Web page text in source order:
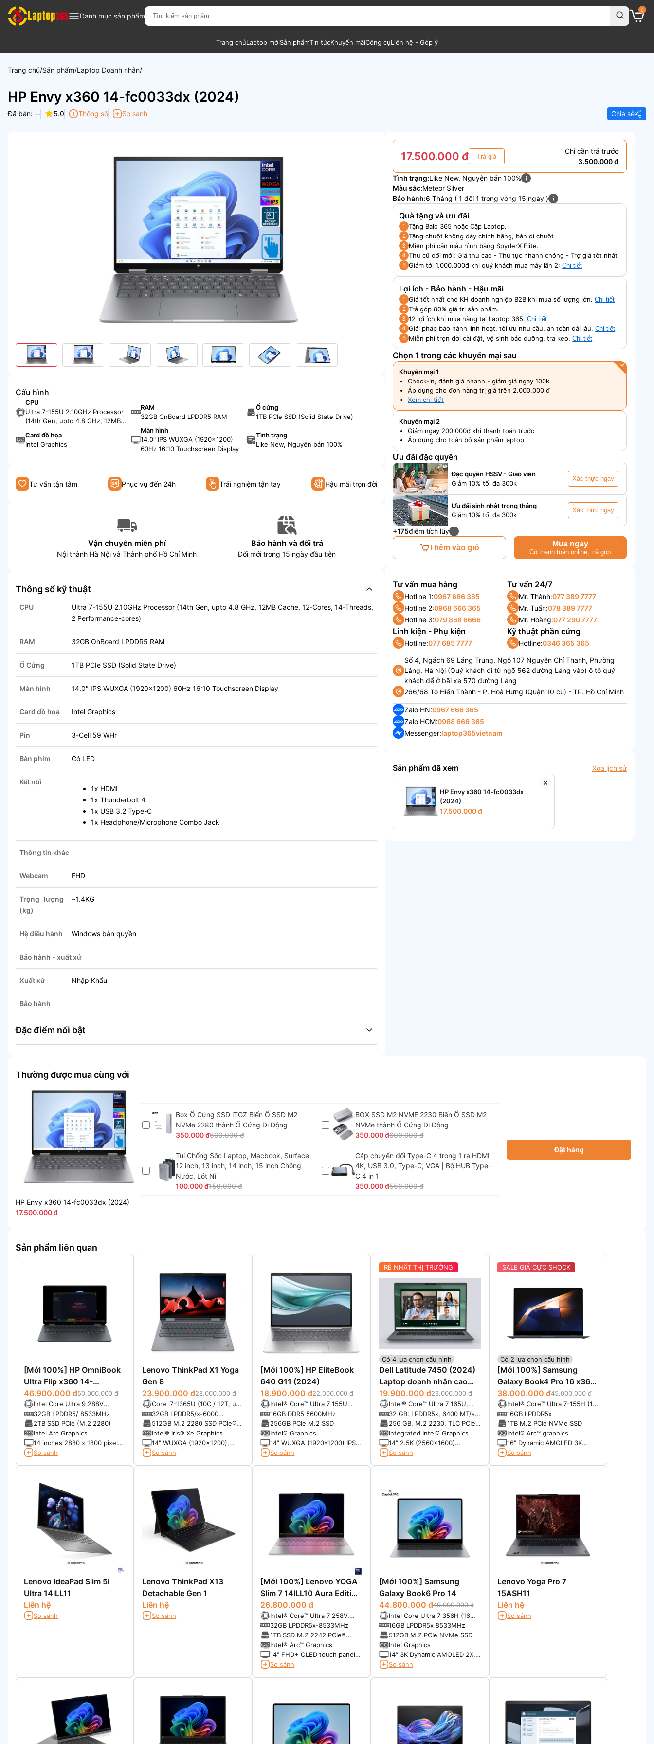
Danh mục sản phẩm
0
Trang chủLaptop mớiSản phẩmTin tứcKhuyến mãiCông cụLiên hệ - Góp ý
Trang chủ Sản phẩm Laptop Doanh nhân
HP Envy x360 14-fc0033dx (2024)
Đã bán: -- 5.0 Thông số So sánh Chia sẻ
Cấu hình
CPU
Ultra 7-155U 2.10GHz Processor
(14th Gen, upto 4.8 GHz, 12MB
Cache, 12-Cores, 14-Threads, 2
Performance-cores)
RAM
32GB OnBoard LPDDR5 RAM
Ổ cứng
1TB PCIe SSD (Solid State Drive)
Card đồ họa
Intel Graphics
Màn hình
14.0" IPS WUXGA (1920x1200)
60Hz 16:10 Touchscreen Display
Tình trạng
Like New, Nguyên bản 100%
Tư vấn tận tâm Phục vụ đến 24h Trải nghiệm tận tay Hậu mãi trọn đời
Vận chuyển miễn phí
Nội thành Hà Nội và Thành phố Hồ Chí Minh
Bảo hành và đổi trả
Đổi mới trong 15 ngày đầu tiên
Thông số kỹ thuật
CPU
Ultra 7-155U 2.10GHz Processor (14th Gen, upto 4.8 GHz, 12MB Cache, 12-Cores, 14-Threads,
2 Performance-cores)
RAM 32GB OnBoard LPDDR5 RAM
Ổ Cứng 1TB PCIe SSD (Solid State Drive)
Màn hình 14.0" IPS WUXGA (1920x1200) 60Hz 16:10 Touchscreen Display
Card đồ hoạ Intel Graphics
Pin 3-Cell 59 WHr
Bàn phím Có LED
Kết nối
1x HDMI
1x Thunderbolt 4
1x USB 3.2 Type-C
1x Headphone/Microphone Combo Jack
Thông tin khác
Webcam FHD
Trọng lượng
(kg)
~1.4KG
Hệ điều hành Windows bản quyền
Bảo hành - xuất xứ
Xuất xứ Nhập Khẩu
Bảo hành
Đặc điểm nổi bật
17.500.000 đ Trả giá
Chỉ cần trả trước
3.500.000 đ
Tình trạng:Like New, Nguyên bản 100%
Màu sắc:Meteor Silver
Bảo hành:6 Tháng ( 1 đổi 1 trong vòng 15 ngày )
Quà tặng và ưu đãi
1 Tặng Balo 365 hoặc Cặp Laptop.
2 Tặng chuột không dây chính hãng, bàn di chuột
3 Miễn phí cân màu hình bằng SpyderX Elite.
4 Thu cũ đổi mới: Giá thu cao - Thủ tục nhanh chóng - Trợ giá tốt nhất
5 Giảm tới 1.000.000đ khi quý khách mua máy lần 2:Chi tiết
Lợi ích - Bảo hành - Hậu mãi
1 Giá tốt nhất cho KH doanh nghiệp B2B khi mua số lượng lớn.Chi tiết
2 Trả góp 80% giá trị sản phẩm.
3 12 lợi ích khi mua hàng tại Laptop 365.Chi tiết
4 Giải pháp bảo hành linh hoạt, tối ưu nhu cầu, an toàn dài lâu.Chi tiết
5 Miễn phí trọn đời cài đặt, vệ sinh bảo dưỡng, tra keo.Chi tiết
Chọn 1 trong các khuyến mại sau
Khuyến mại 1
Check-in, đánh giá nhanh - giảm giá ngay 100k
Áp dụng cho đơn hàng trị giá trên 2.000.000 đ
Xem chi tiết
Khuyến mại 2
Giảm ngay 200.000đ khi thanh toán trước
Áp dụng cho toàn bộ sản phẩm laptop
Ưu đãi đặc quyền
Đặc quyền HSSV - Giáo viên
Giảm 10% tối đa 300k
Xác thực ngay
Ưu đãi sinh nhật trong tháng
Giảm 10% tối đa 300k
Xác thực ngay
+175điểm tích lũy
Thêm vào giỏ
Mua ngay
Có thanh toán online, trả góp
Tư vấn mua hàng
Hotline 1:0967 666 365
Hotline 2:0968 666 365
Hotline 3:079 868 6666
Tư vấn 24/7
Mr. Thành:077 389 7777
Mr. Tuấn:078 389 7777
Mr. Hoàng:077 290 7777
Linh kiện - Phụ kiện
Hotline:077 685 7777
Kỹ thuật phần cứng
Hotline:0346 365 365
Số 4, Ngách 69 Láng Trung, Ngõ 107 Nguyễn Chí Thanh, Phường
Láng, Hà Nội (Quý khách đi từ ngõ 562 đường Láng vào) ô tô quý
khách để ở bãi xe 570 đường Láng
266/68 Tô Hiến Thành - P. Hoà Hưng (Quận 10 cũ) - TP. Hồ Chí Minh
Zalo HN:0967 666 365
Zalo HCM:0968 666 365
Messenger:laptop365vietnam
Sản phẩm đã xem Xóa lịch sử
HP Envy x360 14-fc0033dx
(2024)
17.500.000 đ
Thường được mua cùng với
HP Envy x360 14-fc0033dx (2024)
17.500.000 đ
Box Ổ Cứng SSD iTGZ Biến Ổ SSD M2
NVMe 2280 thành Ổ Cứng Di Động
350.000 đ600.000 đ
BOX SSD M2 NVME 2230 Biến Ổ SSD M2
NVMe thành Ổ Cứng Di Động
350.000 đ600.000 đ
Túi Chống Sốc Laptop, Macbook, Surface
12 inch, 13 inch, 14 inch, 15 inch Chống
Nước, Lót Nỉ
100.000 đ150.000 đ
Cáp chuyển đổi Type-C 4 trong 1 ra HDMI
4K, USB 3.0, Type-C, VGA | Bộ HUB Type-
C 4 in 1
350.000 đ550.000 đ
Đặt hàng
Sản phẩm liên quan
[Mới 100%] HP OmniBook
Ultra Flip x360 14-
fh0033dx (2025)
46.900.000 đ50.000.000 đ
Intel Core Ultra 9 288V
Processor (8 lõi) - Max Turbo
Frequency: 5. 10 GHz
32GB LPDDR5/ 8533MHz
2TB SSD PCIe (M.2 2280)
Intel Arc Graphics
14 inches 2880 x 1800 pixels
Tấm nền Oled 120 Hz Có hỗ
So sánh
Lenovo ThinkPad X1 Yoga
Gen 8
23.900.000 đ28.000.000 đ
Core i7-1365U (10C / 12T, up
to 3.9GHz, 12MB Cache)
32GB LPDDR5/x-6000
soldered memory, not
upgradable
512GB M.2 2280 SSD PCIe®
NVMe®, PCIe® 4.0
Intel® Iris® Xe Graphics
14" WUXGA (1920x1200),
Multi-touch, IPS, 500nits,
So sánh
[Mới 100%] HP EliteBook
640 G11 (2024)
18.900.000 đ22.000.000 đ
Intel® Core™ Ultra 7 155U
vPro (12-Core, 14-Thread,
12MB Cache, up to 4.8GHz
Max Turbo Frequency)
16GB DDR5 5600MHz
256GB PCIe M.2 SSD
Intel® Graphics
14” WUXGA (1920*1200) IPS,
Anti-Glare, 45% NTSC, 300
So sánh
Có 4 lựa chọn cấu hình
RẺ NHẤT THỊ TRƯỜNG
Dell Latitude 7450 (2024)
Laptop doanh nhân cao
cấp
19.900.000 đ23.000.000 đ
Intel® Core™ Ultra 7 165U,
vPRO (12MB cache, 12 cores,
14 threads, up to 4.9 GHz
Max Turbo)
32 GB: LPDDR5x, 6400 MT/s
(onboard)
256 GB, M.2 2230, TLC PCIe
Gen 4 NVMe, SSD
Integrated Intel® Graphics
14″ 2.5K (2560x1600)
ComfortView Plus, Touch
So sánh
Có 2 lựa chọn cấu hình
SALE GIÁ CỰC SHOCK
[Mới 100%] Samsung
Galaxy Book4 Pro 16 x360
(2024)
38.000.000 đ45.000.000 đ
Intel® Core™ Ultra 7-155H (16
Cores, 22 Threads, 24 MB, up
to 4.8 GHz, 115W Max)
16GB LPDDR5x
1TB M.2 PCIe NVMe SSD
Intel® Arc™ graphics
16" Dynamic AMOLED 3K
(2880 x 1800), 16:10, 120Hz,
So sánh
Lenovo IdeaPad Slim 5i
Ultra 14ILL11
Liên hệ
So sánh
Lenovo ThinkPad X13
Detachable Gen 1
Liên hệ
So sánh
[Mới 100%] Lenovo YOGA
Slim 7 14ILL10 Aura Edition
(Core Ultra 7 258V RAM
32GB SSD 1TB 14 inch
FHD+ OLED Touch)
26.800.000 đ
Intel® Core™ Ultra 7 258V,
3nm (8 Cores, 8 Threads, 2.2
GHz Base, 4.8 GHz Turbo,
12MB Cache, NPU AI)
32GB LPDDR5x-8533MHz
1TB SSD M.2 2242 PCIe®
4.0×4 NVMe®
Intel® Arc™ Graphics
14" FHD+ OLED touch panel,
60Hz, 600nits HDR, 100%
So sánh
[Mới 100%] Samsung
Galaxy Book6 Pro 14
44.800.000 đ49.000.000 đ
Intel Core Ultra 7 356H (16
Cores, Up to 4.7GHz)
16GB LPDDR5x 8533MHz
512GB M.2 PCIe NVMe SSD
Intel Graphics
14″ 3K Dynamic AMOLED 2X,
Anti-reflective display with
So sánh
Lenovo Yoga Pro 7
15ASH11
Liên hệ
So sánh